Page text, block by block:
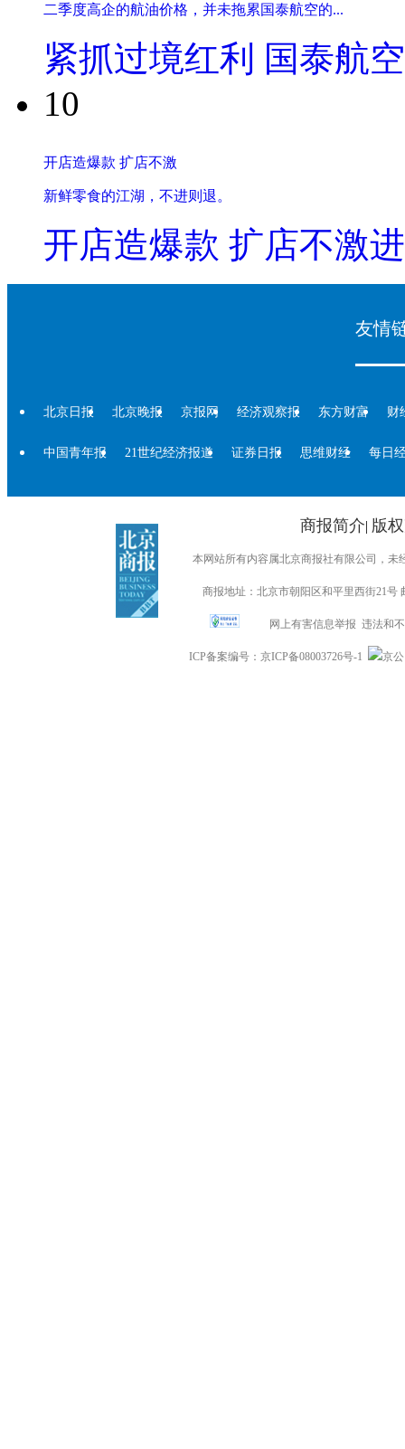
二季度高企的航油价格，并未拖累国泰航空的...
紧抓过境红利 国泰航
10
开店造爆款 扩店不激
新鲜零食的江湖，不进则退。
开店造爆款 扩店不激进
友情
北京日报 北京晚报 京报网 经济观察报 东方财富 财
中国青年报 21世纪经济报道 证券日报 思维财经 每日
商报简介| 版
本网站所有内容属北京商报社有限公司，未
商报地址：北京市朝阳区和平里西街21号
网上有害信息举报 违法和不
ICP备案编号：京ICP备08003726号-1 京公